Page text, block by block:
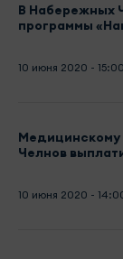
В Набережных
программы
10 июня 2020 - 15:00
Медицинскому
Челнов
10 июня 2020 -